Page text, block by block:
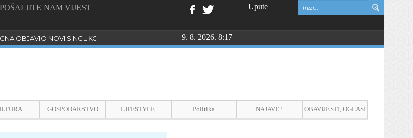
POŠALJITE NAM VIJEST
Upute
OBJAVIO NOVI SINGL KOJI PROGOVARA O BULLYINGU9. 8. 2026. 8:17
GOSPODARSTVO LIFESTYLE Politika NAJAVE ! OBAVIJESTI, OGLASI